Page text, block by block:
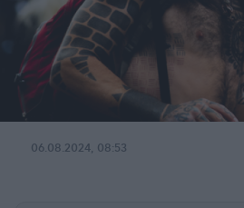
06.08.2024, 08:53